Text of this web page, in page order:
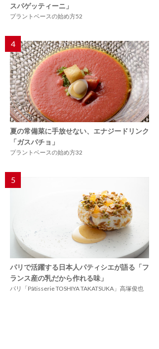
スパゲッティーニ」
プラントベースの始め方52
4
夏の常備菜に手放せない、エナジードリンク
「ガスパチョ」
プラントベースの始め方32
5
パリで活躍する日本人パティシエが語る「フ
ランス産の乳だから作れる味」
パリ「Pâtisserie TOSHIYA TAKATSUKA」高塚俊也